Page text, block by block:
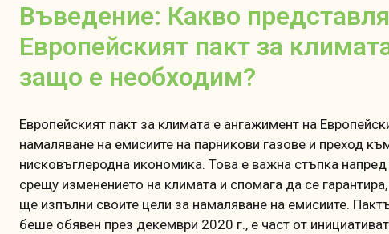
Въведение: Какво
Европейският пакт за
защо е необходим?
Европейският пакт за климата е ангажимент на
намаляване на емисиите на парникови газове и преход
нисковъглеродна икономика. Това е важна стъпка
срещу изменението на климата и спомага да се
ще изпълни своите цели за намаляване на емисиите.
беше обявен през декември 2020 г., е част от